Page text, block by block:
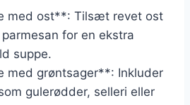
med ost**: Tilsæt revet ost
for en ekstra
suppe.
med grøntsager**: Inkluder
gulerødder, selleri eller